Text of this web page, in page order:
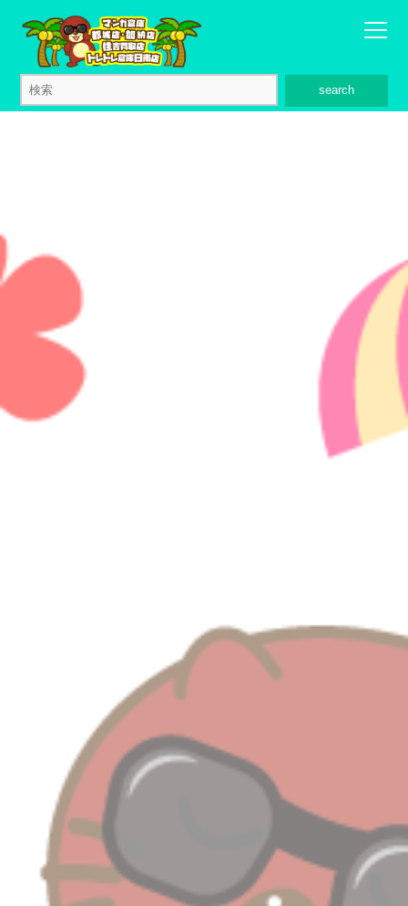
search